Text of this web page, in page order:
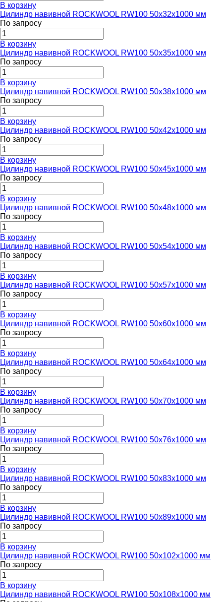
В корзину
Цилиндр навивной ROCKWOOL RW100 50x32x1000 мм
По запросу
В корзину
Цилиндр навивной ROCKWOOL RW100 50x35x1000 мм
По запросу
В корзину
Цилиндр навивной ROCKWOOL RW100 50x38x1000 мм
По запросу
В корзину
Цилиндр навивной ROCKWOOL RW100 50x42x1000 мм
По запросу
В корзину
Цилиндр навивной ROCKWOOL RW100 50x45x1000 мм
По запросу
В корзину
Цилиндр навивной ROCKWOOL RW100 50x48x1000 мм
По запросу
В корзину
Цилиндр навивной ROCKWOOL RW100 50x54x1000 мм
По запросу
В корзину
Цилиндр навивной ROCKWOOL RW100 50x57x1000 мм
По запросу
В корзину
Цилиндр навивной ROCKWOOL RW100 50x60x1000 мм
По запросу
В корзину
Цилиндр навивной ROCKWOOL RW100 50x64x1000 мм
По запросу
В корзину
Цилиндр навивной ROCKWOOL RW100 50x70x1000 мм
По запросу
В корзину
Цилиндр навивной ROCKWOOL RW100 50x76x1000 мм
По запросу
В корзину
Цилиндр навивной ROCKWOOL RW100 50x83x1000 мм
По запросу
В корзину
Цилиндр навивной ROCKWOOL RW100 50x89x1000 мм
По запросу
В корзину
Цилиндр навивной ROCKWOOL RW100 50x102x1000 мм
По запросу
В корзину
Цилиндр навивной ROCKWOOL RW100 50x108x1000 мм